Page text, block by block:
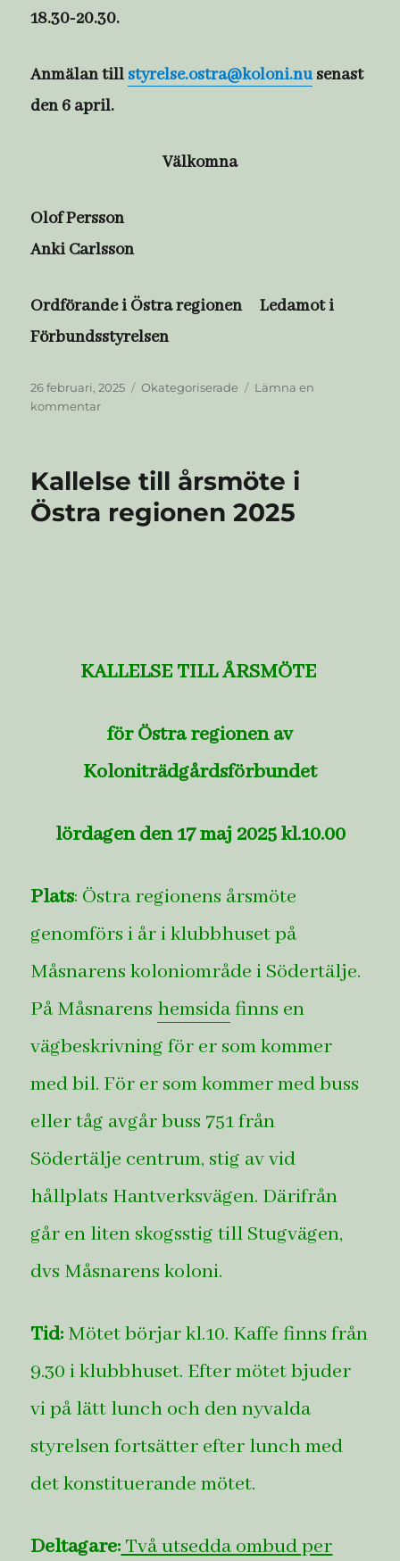
18.30-20.30.
Anmälan till styrelse.ostra@koloni.nusenast
den 6 april.
Välkomna
Olof Persson
Anki Carlsson
Ordförande i Östra regionen Ledamot i
Förbundsstyrelsen
Publicerat
den
26 februari, 2025 Kategorier
Okategoriserade
Lämna en
kommentartill
styrelse
träff
Kallelse till årsmöte i
Östra regionen 2025
KALLELSE TILL ÅRSMÖTE
för Östra regionen av
Koloniträdgårdsförbundet
lördagen den 17 maj 2025 kl.10.00
Plats: Östra regionens årsmöte
genomförs i år i klubbhuset på
Måsnarens koloniområde i Södertälje.
På Måsnarens hemsidafinns en
vägbeskrivning för er som kommer
med bil. För er som kommer med buss
eller tåg avgår buss 751 från
Södertälje centrum, stig av vid
hållplats Hantverksvägen. Därifrån
går en liten skogsstig till Stugvägen,
dvs Måsnarens koloni.
Tid: Mötet börjar kl.10. Kaffe finns från
9.30 i klubbhuset. Efter mötet bjuder
vi på lätt lunch och den nyvalda
styrelsen fortsätter efter lunch med
det konstituerande mötet.
Deltagare: Två utsedda ombud per